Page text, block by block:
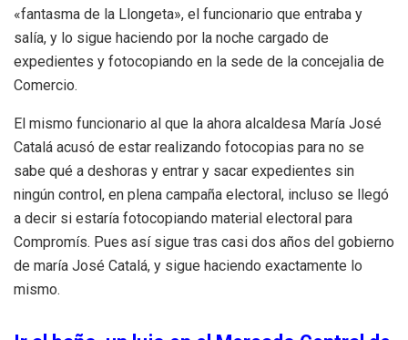
«fantasma de la Llongeta», el funcionario que entraba y
salía, y lo sigue haciendo por la noche cargado de
expedientes y fotocopiando en la sede de la concejalia de
Comercio.
El mismo funcionario al que la ahora alcaldesa María José
Catalá acusó de estar realizando fotocopias para no se
sabe qué a deshoras y entrar y sacar expedientes sin
ningún control, en plena campaña electoral, incluso se llegó
a decir si estaría fotocopiando material electoral para
Compromís. Pues así sigue tras casi dos años del gobierno
de maría José Catalá, y sigue haciendo exactamente lo
mismo.